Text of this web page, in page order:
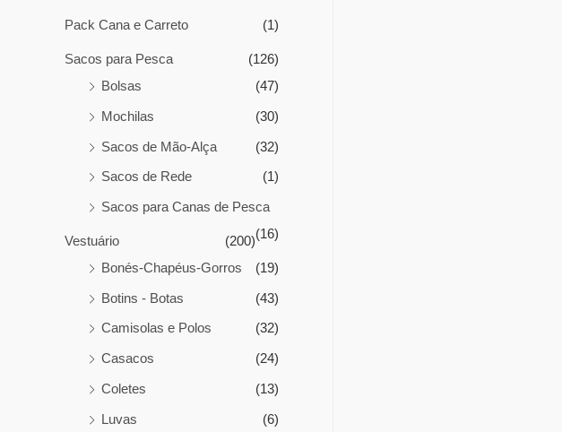
Pack Cana e Carreto (1)
Sacos para Pesca
(126)
Bolsas
(47)
Mochilas
(30)
Sacos de Mão-Alça
(32)
Sacos de Rede
(1)
Sacos para Canas de Pesca
(16)
Vestuário
(200)
Bonés-Chapéus-Gorros
(19)
Botins - Botas
(43)
Camisolas e Polos
(32)
Casacos
(24)
Coletes
(13)
Luvas
(6)